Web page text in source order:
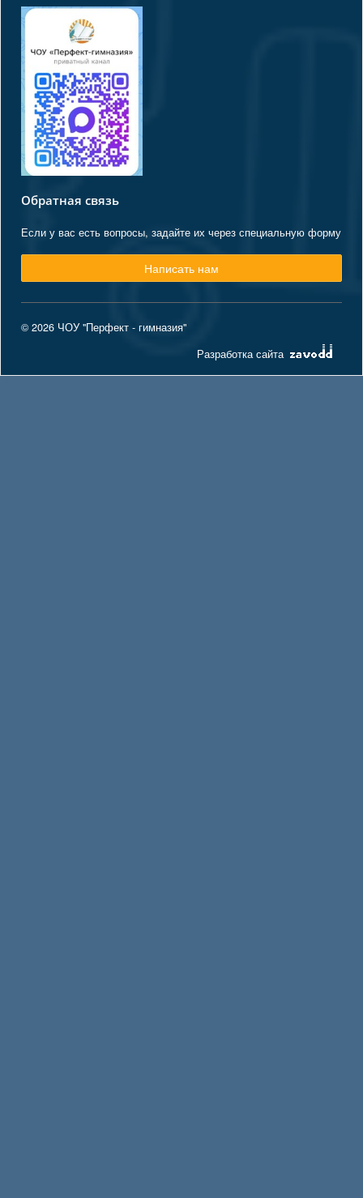
Обратная связь
Если у вас есть вопросы, задайте их через специальную форму
Написать нам
© 2026 ЧОУ "Перфект - гимназия"
Разработка сайта